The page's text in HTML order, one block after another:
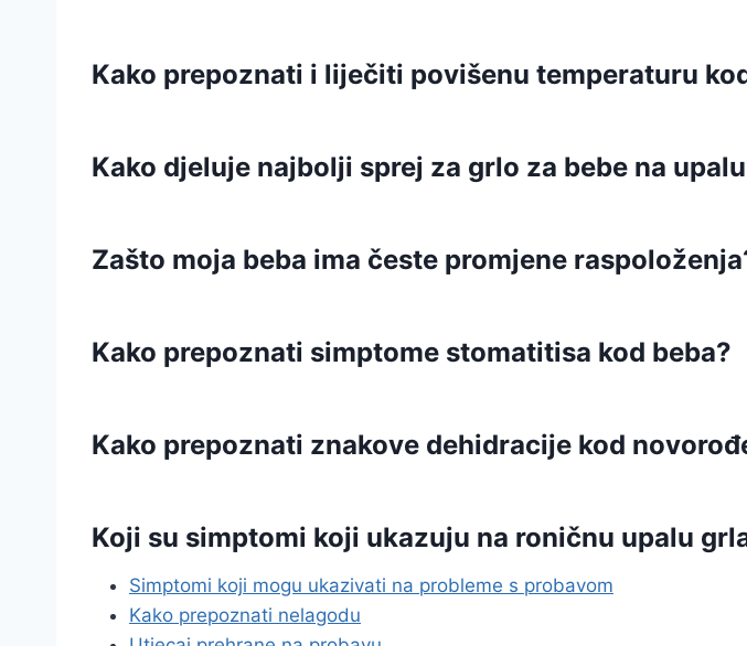
Kako prepoznati i liječiti povišenu temperaturu
Kako djeluje najbolji sprej za grlo za bebe na
Zašto moja beba ima česte promjene
Kako prepoznati simptome stomatitisa kod beba?
Kako prepoznati znakove dehidracije kod
Koji su simptomi koji ukazuju na roničnu upalu
Simptomi koji mogu ukazivati na probleme s probavom
Kako prepoznati nelagodu